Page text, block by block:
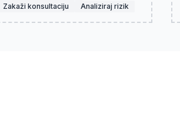
Zakaži konsultaciju Analiziraj rizik